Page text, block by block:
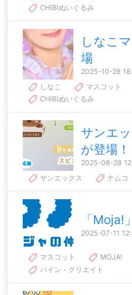
CHIBIぬいぐるみ
しなこ
場
2025-10-28
しなこ
マスコット
CHIBIぬいぐるみ
サンエ
が登場！
2025-08-28
サンエックス
ナムコ
「Moja!
2025-07-11
マスコット
MOJA!
パイン・クリエイト